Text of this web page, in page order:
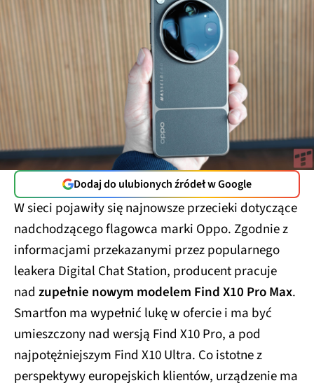
Dodaj do ulubionych źródeł w Google
W sieci pojawiły się najnowsze przecieki dotyczące
nadchodzącego flagowca marki Oppo. Zgodnie z
informacjami przekazanymi przez popularnego
leakera Digital Chat Station, producent pracuje
nad zupełnie nowym modelem Find X10 Pro Max.
Smartfon ma wypełnić lukę w ofercie i ma być
umieszczony nad wersją Find X10 Pro, a pod
najpotężniejszym Find X10 Ultra. Co istotne z
perspektywy europejskich klientów, urządzenie ma